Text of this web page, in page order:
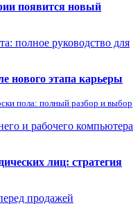
появится новый
полное руководство для
нового этапа карьеры
пола: полный разбор и выбор
и рабочего компьютера
лиц: стратегия
продажей